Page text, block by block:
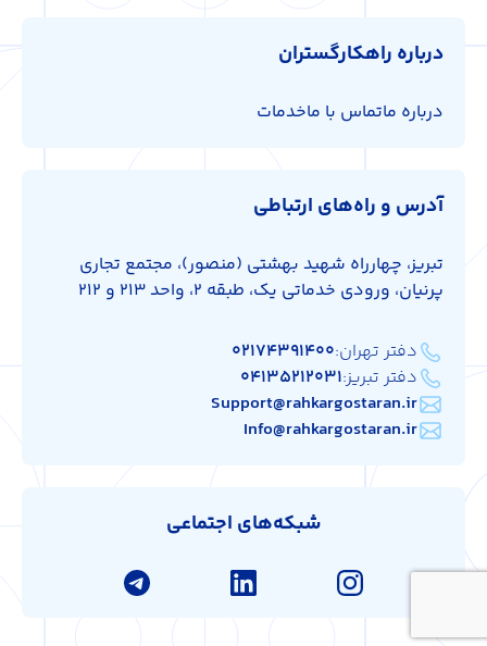
درباره راهکارگستران
درباره ماتماس با ماخدمات
آدرس و راه‌های ارتباطی
تبریز، چهارراه شهید بهشتی (منصور)، مجتمع تجاری
پرنیان، ورودی خدماتی یک، طبقه 2، واحد 213 و 212
دفتر تهران:۰۲۱۷۴۳۹۱۴۰۰
دفتر تبریز:۰۴۱۳۵۲۱۲۰۳۱
Support@rahkargostaran.ir
Info@rahkargostaran.ir
شبکه‌های اجتماعی